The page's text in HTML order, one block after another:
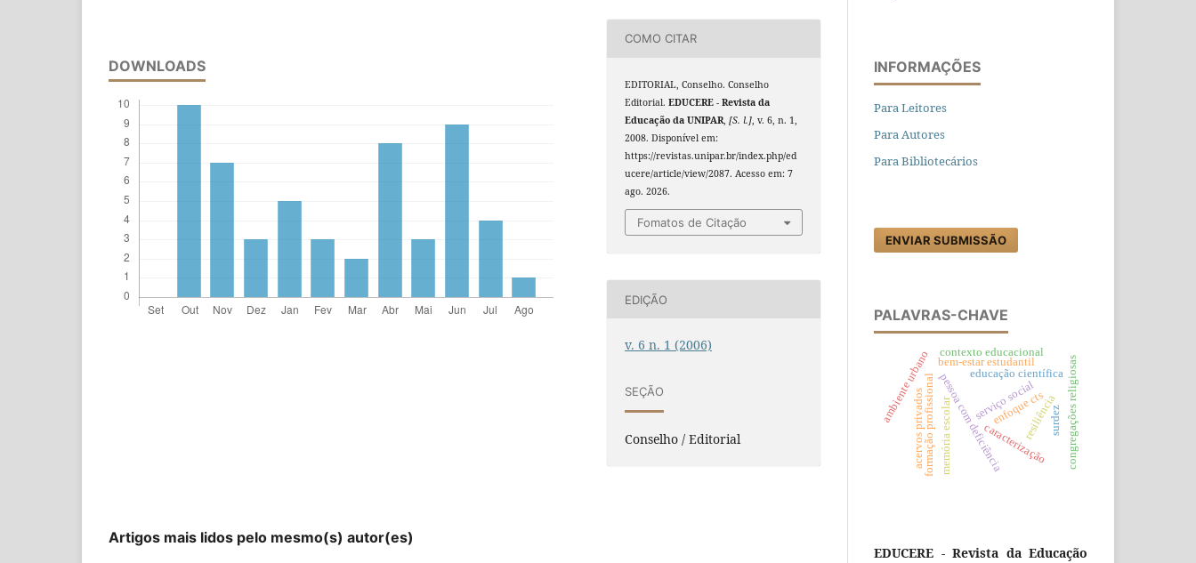
DOWNLOADS
COMO CITAR
EDITORIAL, Conselho. Conselho
Editorial.EDUCERE - Revista da
Educação da UNIPAR,[S. l.], v. 6, n. 1,
2008. Disponível em:
https://revistas.unipar.br/index.php/ed
ucere/article/view/2087. Acesso em: 7
ago. 2026.
Fomatos de Citação
EDIÇÃO
v. 6 n. 1 (2006)
SEÇÃO
Conselho / Editorial
Artigos mais lidos pelo mesmo(s) autor(es)
INFORMAÇÕES
Para Leitores
Para Autores
Para Bibliotecários
ENVIAR SUBMISSÃO
PALAVRAS-CHAVE
pessoa com deficiência
formação profissional serviço social
ambiente urbano
caracterização
educação científica
enfoque cts
memória escolar
acervos privados congregações religiosas
bem-estar estudantil
resiliência
contexto educacional
surdez
EDUCERE - Revista da Educação